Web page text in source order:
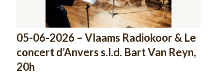
05-06-2026 – Vlaams Radiokoor & Le
concert d’Anvers s.l.d. Bart Van Reyn,
20h